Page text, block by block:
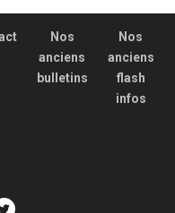
Nos
anciens
bulletins
Nos
anciens
flash
infos